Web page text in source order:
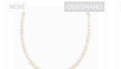
NOVÉ OBJEDNÁNO